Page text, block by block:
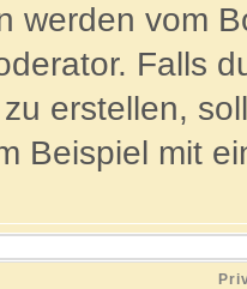
werden vom
Falls
erstellen,
Beispiel mit